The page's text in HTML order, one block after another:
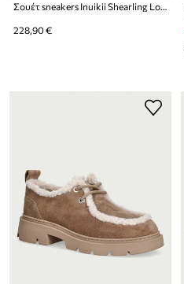
Σουέτ sneakers Inuikii Shearling Low Velcro
228,90 €